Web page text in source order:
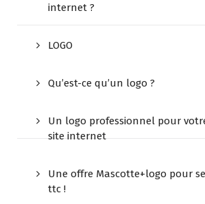
internet ?
LOGO
Qu’est-ce qu’un logo ?
Un logo professionnel pour
site internet
Une offre Mascotte+logo pour
ttc !